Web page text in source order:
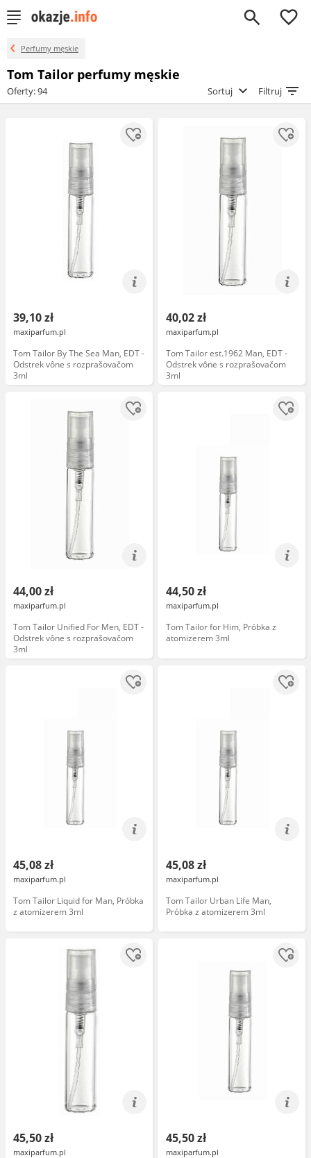
0
Perfumy męskie
Tom Tailor perfumy męskie
Oferty: 94 Sortuj Filtruj
39,10 zł
maxiparfum.pl
Tom Tailor By The Sea Man, EDT -
Odstrek vône s rozprašovačom
3ml
40,02 zł
maxiparfum.pl
Tom Tailor est.1962 Man, EDT -
Odstrek vône s rozprašovačom
3ml
44,00 zł
maxiparfum.pl
Tom Tailor Unified For Men, EDT -
Odstrek vône s rozprašovačom
3ml
44,50 zł
maxiparfum.pl
Tom Tailor for Him, Próbka z
atomizerem 3ml
45,08 zł
maxiparfum.pl
Tom Tailor Liquid for Man, Próbka
z atomizerem 3ml
45,08 zł
maxiparfum.pl
Tom Tailor Urban Life Man,
Próbka z atomizerem 3ml
45,50 zł
maxiparfum.pl
45,50 zł
maxiparfum.pl